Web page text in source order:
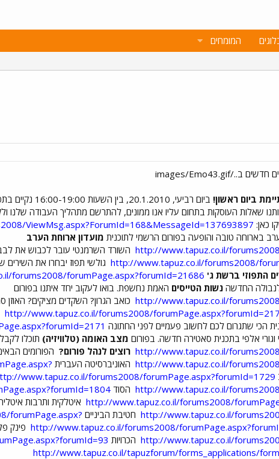
המומחים
ביום ראשון!
ביום רביעי,
שאלות העוסקות בתחום עליו אנו ממונים, להתרשם מתהליך העבודה שלנו
כאן: ViewMsg.aspx?ForumId=168&MessageId=137693897
בארוחה טובה והופעה בפורום הרשמי לתוכנית מועדון ארוחת הערב
http://www.tapuz.co.il/ השורד השרמנטי עובר לכבוש את
http://www.tapuz.co.il/forums2008/ גולשי תפוז יבחרו את
התפוזי ברשת ג' forums2008/forumPage.aspx?forumId=21686
החדשה נשות הטייסים האמת נחשפת. בואו לעקוב יחד איתנו בפורום
http://www.tapuz.co.il/ כואב הגרון? השקדים מציקים? האוזן
http://www.tapuz.co.il/forums2008/
הכי שתגרום לכם לחשוב פעמיים לפני החתונה
וגורי אלפי בתכנית סאטירה חדשה. בפורום מצב האומה (טלוויזיה) תוכלו
http://www.tapuz.co.il/ רוצים לנהל פורום? הפורומים
http://www.tapuz.co.il/ האוניברסיטה העברית
www.tapuz.co.il/forums2008/forumPage.aspx?forumId=1729
http://www.tapuz.co.il/ הסוד
http://www.tapuz.co.il/forums2008/ איטלקית ותרבות
http://www.tapuz.co.il/ חטיבת הביניים forumPage.aspx?
http://www.tapuz.co.il/forums2008/ פינק
http://www.tapuz.co.il/ הכרויות
http://www.tapuz.co.il/tapuzforum/forms_applications/